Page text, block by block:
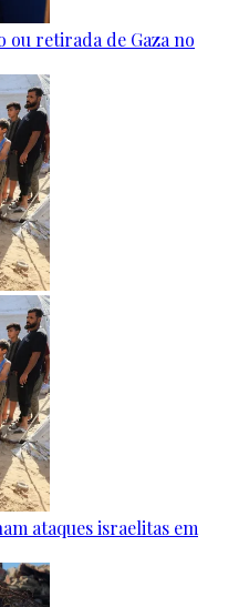
ou retirada de Gaza no
ataques israelitas em